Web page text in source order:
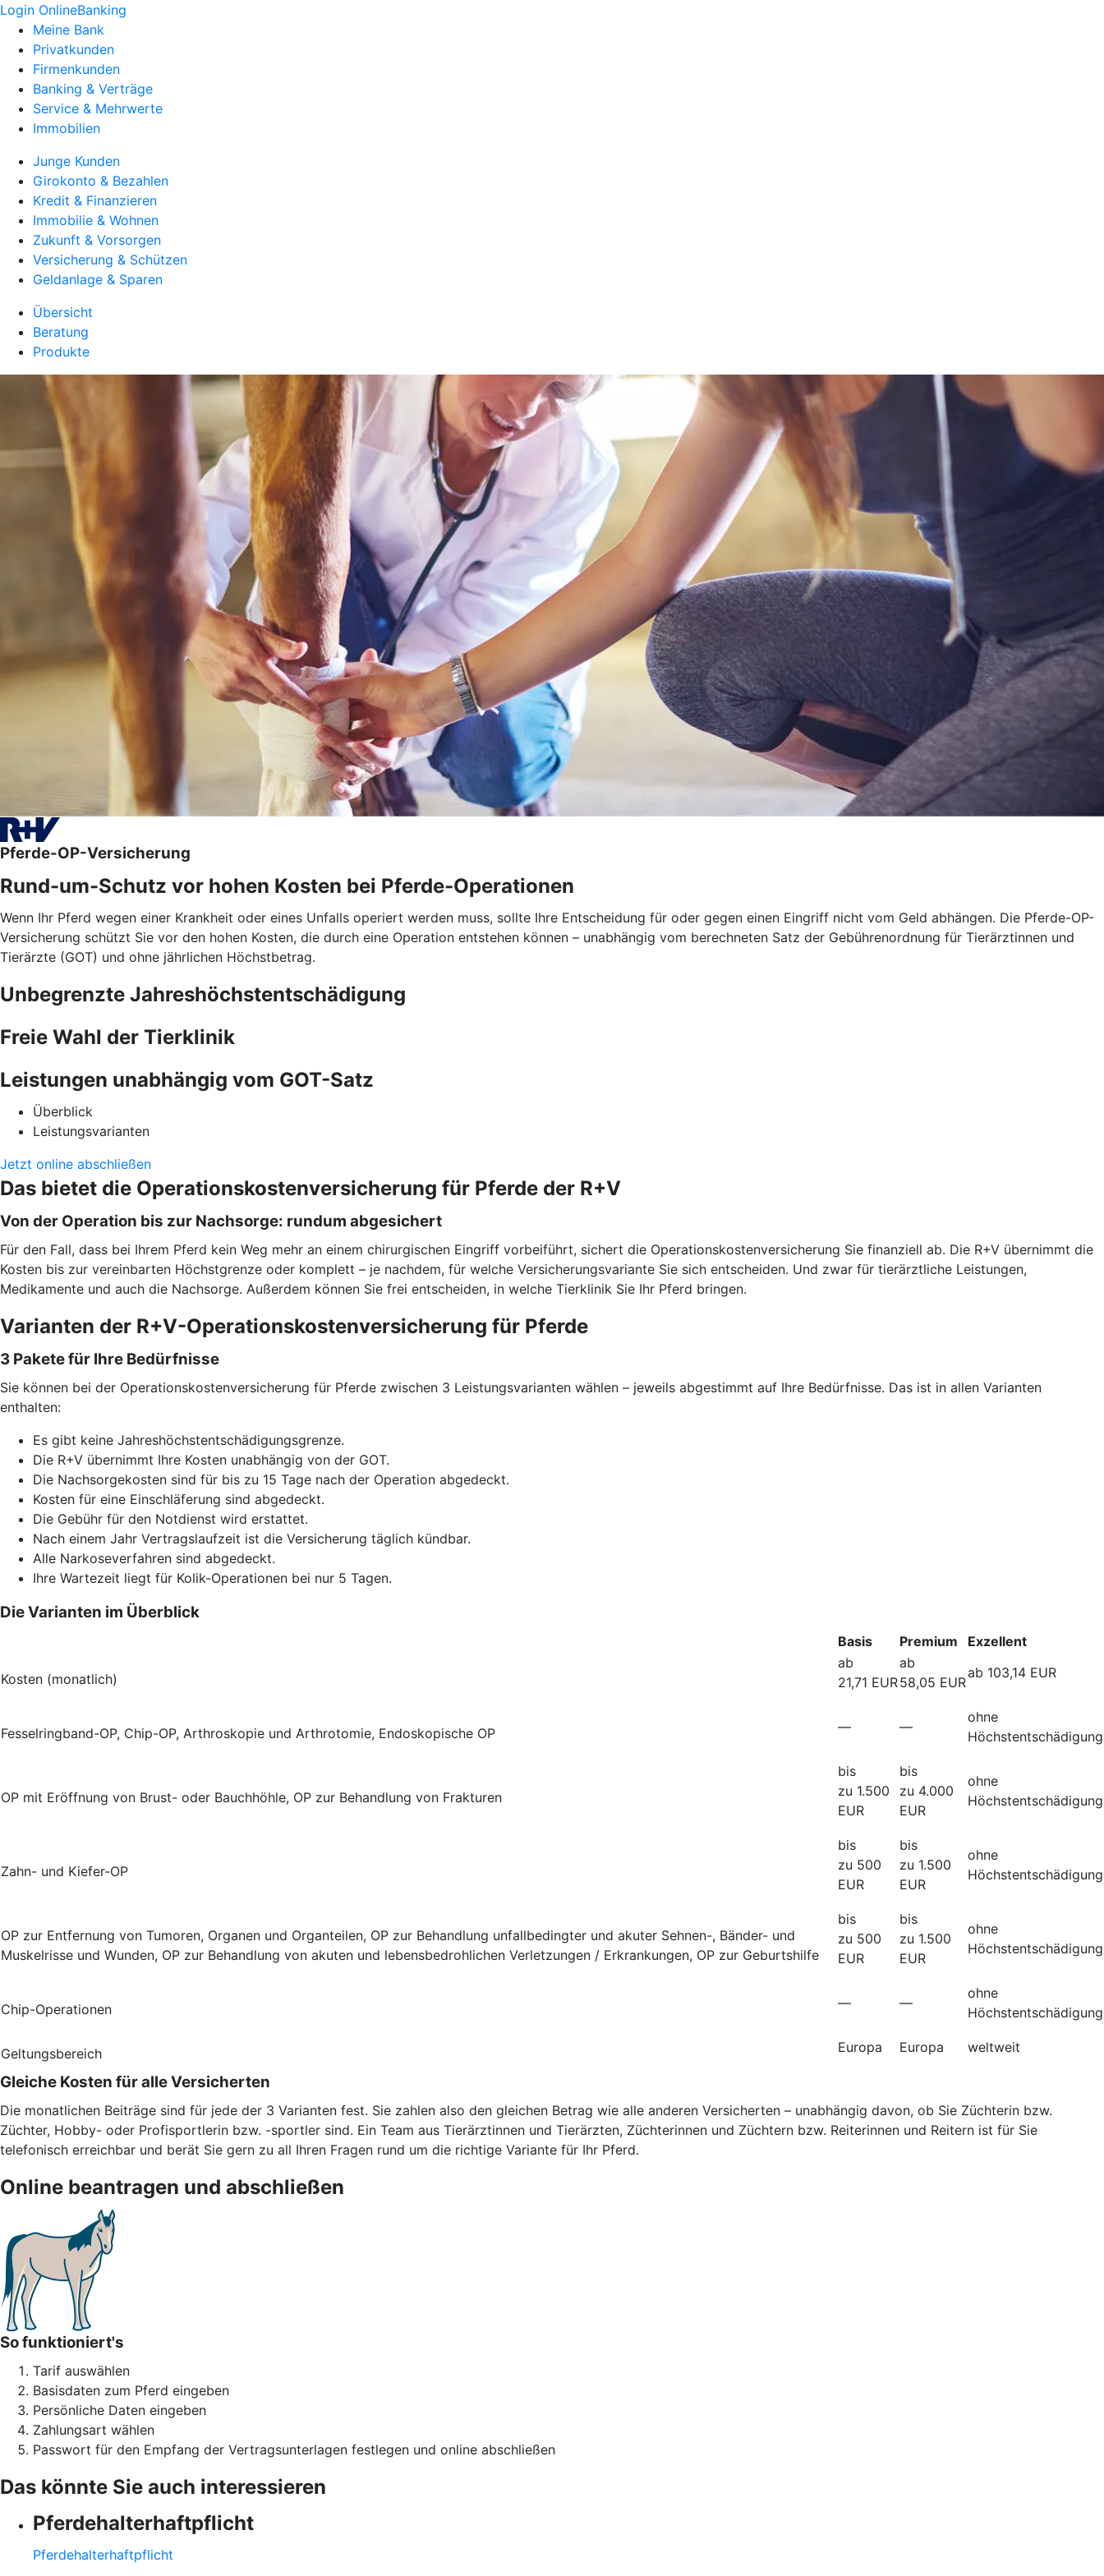
Login OnlineBanking
Meine Bank
Privatkunden
Firmenkunden
Banking & Verträge
Service & Mehrwerte
Immobilien
Junge Kunden
Girokonto & Bezahlen
Kredit & Finanzieren
Immobilie & Wohnen
Zukunft & Vorsorgen
Versicherung & Schützen
Geldanlage & Sparen
Übersicht
Beratung
Produkte
Pferde-OP-Versicherung
Rund-um-Schutz vor hohen Kosten bei Pferde-Operationen
Wenn Ihr Pferd wegen einer Krankheit oder eines Unfalls operiert werden muss, sollte Ihre Entscheidung für oder gegen einen Eingriff nicht vom Geld abhängen. Die Pferde-OP-
Versicherung schützt Sie vor den hohen Kosten, die durch eine Operation entstehen können – unabhängig vom berechneten Satz der Gebührenordnung für Tierärztinnen und
Tierärzte (GOT) und ohne jährlichen Höchstbetrag.
Unbegrenzte Jahreshöchstentschädigung
Freie Wahl der Tierklinik
Leistungen unabhängig vom GOT-Satz
Überblick
Leistungsvarianten
Jetzt online abschließen
Das bietet die Operationskostenversicherung für Pferde der R+V
Von der Operation bis zur Nachsorge: rundum abgesichert
Für den Fall, dass bei Ihrem Pferd kein Weg mehr an einem chirurgischen Eingriff vorbeiführt, sichert die Operationskostenversicherung Sie finanziell ab. Die R+V übernimmt die
Kosten bis zur vereinbarten Höchstgrenze oder komplett – je nachdem, für welche Versicherungsvariante Sie sich entscheiden. Und zwar für tierärztliche Leistungen,
Medikamente und auch die Nachsorge. Außerdem können Sie frei entscheiden, in welche Tierklinik Sie Ihr Pferd bringen.
Varianten der R+V-Operationskostenversicherung für Pferde
3 Pakete für Ihre Bedürfnisse
Sie können bei der Operationskostenversicherung für Pferde zwischen 3 Leistungsvarianten wählen – jeweils abgestimmt auf Ihre Bedürfnisse. Das ist in allen Varianten
enthalten:
Es gibt keine Jahreshöchstentschädigungsgrenze.
Die R+V übernimmt Ihre Kosten unabhängig von der GOT.
Die Nachsorgekosten sind für bis zu 15 Tage nach der Operation abgedeckt.
Kosten für eine Einschläferung sind abgedeckt.
Die Gebühr für den Notdienst wird erstattet.
Nach einem Jahr Vertragslaufzeit ist die Versicherung täglich kündbar.
Alle Narkoseverfahren sind abgedeckt.
Ihre Wartezeit liegt für Kolik-Operationen bei nur 5 Tagen.
Die Varianten im Überblick
Basis Premium Exzellent
Kosten (monatlich)
ab
21,71 EUR
ab
58,05 EUR
ab 103,14 EUR
Fesselringband-OP, Chip-OP, Arthroskopie und Arthrotomie, Endoskopische OP — —
ohne
Höchstentschädigung
OP mit Eröffnung von Brust- oder Bauchhöhle, OP zur Behandlung von Frakturen
bis
zu 1.500
EUR
bis
zu 4.000
EUR
ohne
Höchstentschädigung
Zahn- und Kiefer-OP
bis
zu 500
EUR
bis
zu 1.500
EUR
ohne
Höchstentschädigung
OP zur Entfernung von Tumoren, Organen und Organteilen, OP zur Behandlung unfallbedingter und akuter Sehnen-, Bänder- und
Muskelrisse und Wunden, OP zur Behandlung von akuten und lebensbedrohlichen Verletzungen / Erkrankungen, OP zur Geburtshilfe
bis
zu 500
EUR
bis
zu 1.500
EUR
ohne
Höchstentschädigung
Chip-Operationen — —
ohne
Höchstentschädigung
Geltungsbereich Europa Europa weltweit
Gleiche Kosten für alle Versicherten
Die monatlichen Beiträge sind für jede der 3 Varianten fest. Sie zahlen also den gleichen Betrag wie alle anderen Versicherten – unabhängig davon, ob Sie Züchterin bzw.
Züchter, Hobby- oder Profisportlerin bzw. -sportler sind. Ein Team aus Tierärztinnen und Tierärzten, Züchterinnen und Züchtern bzw. Reiterinnen und Reitern ist für Sie
telefonisch erreichbar und berät Sie gern zu all Ihren Fragen rund um die richtige Variante für Ihr Pferd.
Online beantragen und abschließen
So funktioniert's
Tarif auswählen
Basisdaten zum Pferd eingeben
Persönliche Daten eingeben
Zahlungsart wählen
Passwort für den Empfang der Vertragsunterlagen festlegen und online abschließen
Das könnte Sie auch interessieren
Pferdehalter­haftpflicht
Pferdehalter­haftpflicht